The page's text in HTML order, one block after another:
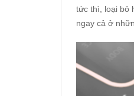
tức thì, loại bỏ
ngay cả ở